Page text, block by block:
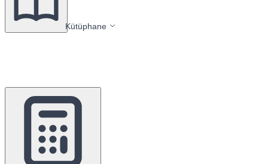
Kütüphane